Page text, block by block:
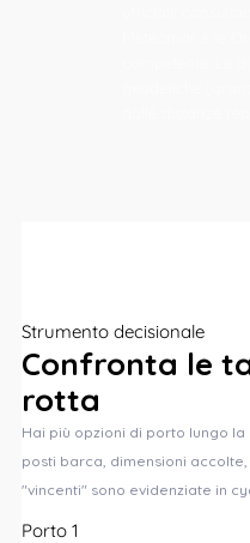
Strumento decisionale
Confronta le
rotta
Hai più opzioni di porto lungo
posti barca, dimensioni
"vincenti" sono evidenziate in
Porto 1